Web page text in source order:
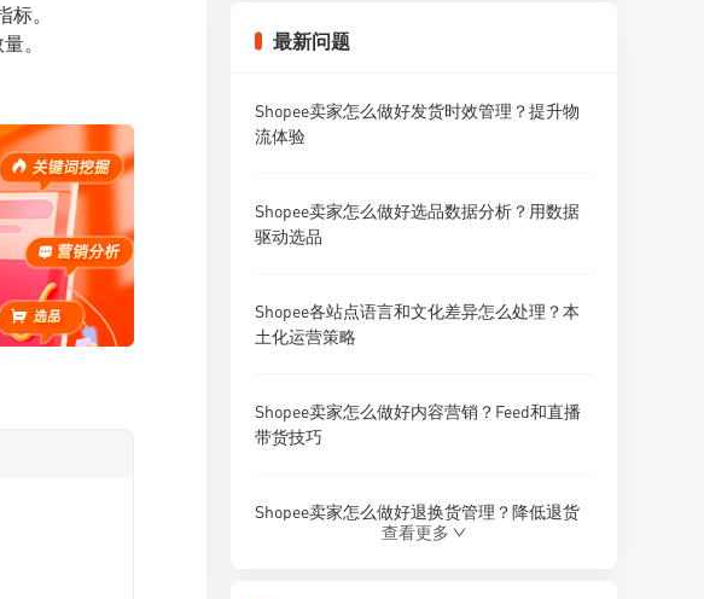
。
。
最新问题
Shopee卖家怎么做好发货时效管理？提升物
流体验
Shopee卖家怎么做好选品数据分析？用数据
驱动选品
Shopee各站点语言和文化差异怎么处理？本
土化运营策略
Shopee卖家怎么做好内容营销？Feed和直播
带货技巧
Shopee卖家怎么做好退换货管理？降低退货
查看更多